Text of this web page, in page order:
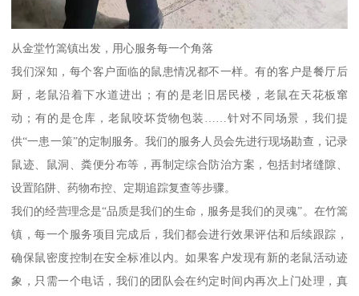
从金堂竹篙镇出发，用心服务每一个角落
我们深知，每个客户面临的鼠患情况都不一样。有的客户是餐厅后
厨，老鼠沿着下水道进出；有的是老旧居民楼，老鼠在天花板窜
动；有的是仓库，老鼠咬坏货物包装……针对不同场景，我们提
供“一患一策”的定制服务。我们的服务人员会先进行现场勘查，记录
鼠迹、鼠洞、粪便分布等，再制定综合防治方案，包括封堵缝隙、
设置陷阱、药物布控、定期追踪复查等步骤。
我们的经营理念是“品质是我们的生命，服务是我们的灵魂”。在竹篙
镇，每一个服务项目完成后，我们都会进行效果评估和后续跟踪，
确保鼠密度控制在安全标准以内。如果客户发现有新的老鼠活动迹
象，只需一个电话，我们的团队会在约定时间内再次上门处理，真